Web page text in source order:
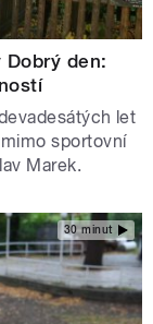
den:
let
sportovní
Marek.
30 minut